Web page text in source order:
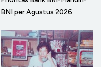
BNI per Agustus 2026